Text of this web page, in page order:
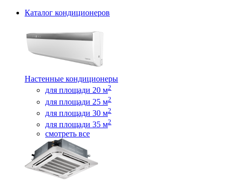
Каталог кондиционеров
Настенные кондиционеры
для площади 20 м2
для площади 25 м2
для площади 30 м2
для площади 35 м2
смотреть все